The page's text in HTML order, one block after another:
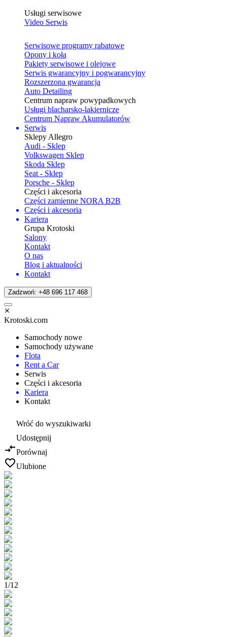
Usługi serwisowe
Video Serwis
Serwisowe programy rabatowe
Opony i koła
Pakiety serwisowe i olejowe
Serwis gwarancyjny i pogwarancyjny
Rozszerzona gwarancja
Auto Detailing
Centrum napraw powypadkowych
Usługi blacharsko-lakiernicze
Centrum Napraw Akumulatorów
Serwis
Sklepy Allegro
Audi - Sklep
Volkswagen Sklep
Skoda Sklep
Seat - Sklep
Porsche - Sklep
Części i akcesoria
Części zamienne NORA B2B
Części i akcesoria
Kariera
Grupa Krotoski
Salony
Kontakt
O nas
Blog i aktualności
Kontakt
Zadzwoń: +48 696 117 468
Krotoski.com
Samochody nowe
Samochody używane
Flota
Rent a Car
Serwis
Części i akcesoria
Kariera
Kontakt
Wróć do wyszukiwarki
Udostępnij
Porównaj
Ulubione
1/12